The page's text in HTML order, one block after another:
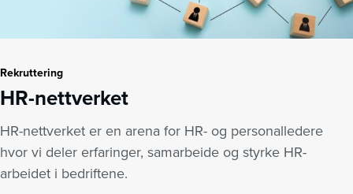
Rekruttering
HR-nettverket
HR-nettverket er en arena for HR- og personalledere
hvor vi deler erfaringer, samarbeide og styrke HR-
arbeidet i bedriftene.